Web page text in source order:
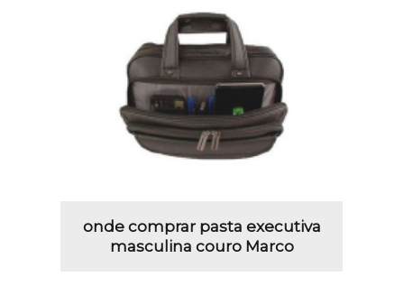
onde comprar pasta executiva
masculina couro Marco